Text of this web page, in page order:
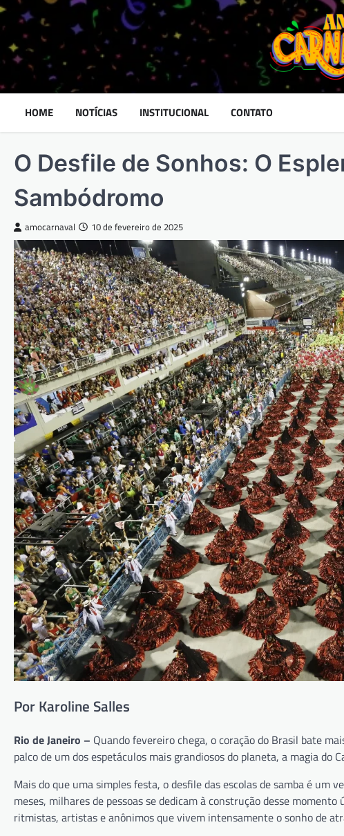
Skip
to
content
HOME NOTÍCIAS INSTITUCIONAL CONTATO
O Desfile de Sonhos: O
Sambódromo
amocarnaval 10 de fevereiro de 2025
Por Karoline Salles
Rio de Janeiro – Quando fevereiro chega, o coração do Brasil bate
palco de um dos espetáculos mais grandiosos do planeta, a magia
Mais do que uma simples festa, o desfile das escolas de samba é
meses, milhares de pessoas se dedicam à construção desse
ritmistas, artistas e anônimos que vivem intensamente o sonho de